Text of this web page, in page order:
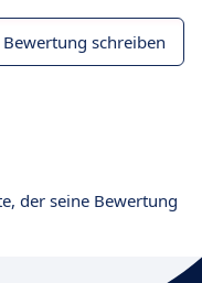
Bewertung schreiben
der seine Bewertung